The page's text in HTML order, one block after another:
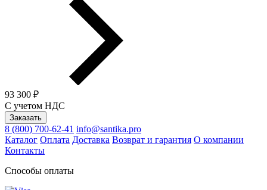
93 300 ₽
С учетом НДС
Заказать
8 (800) 700-62-41 info@santika.pro
Каталог Оплата Доставка Возврат и гарантия О компании
Контакты
Способы оплаты